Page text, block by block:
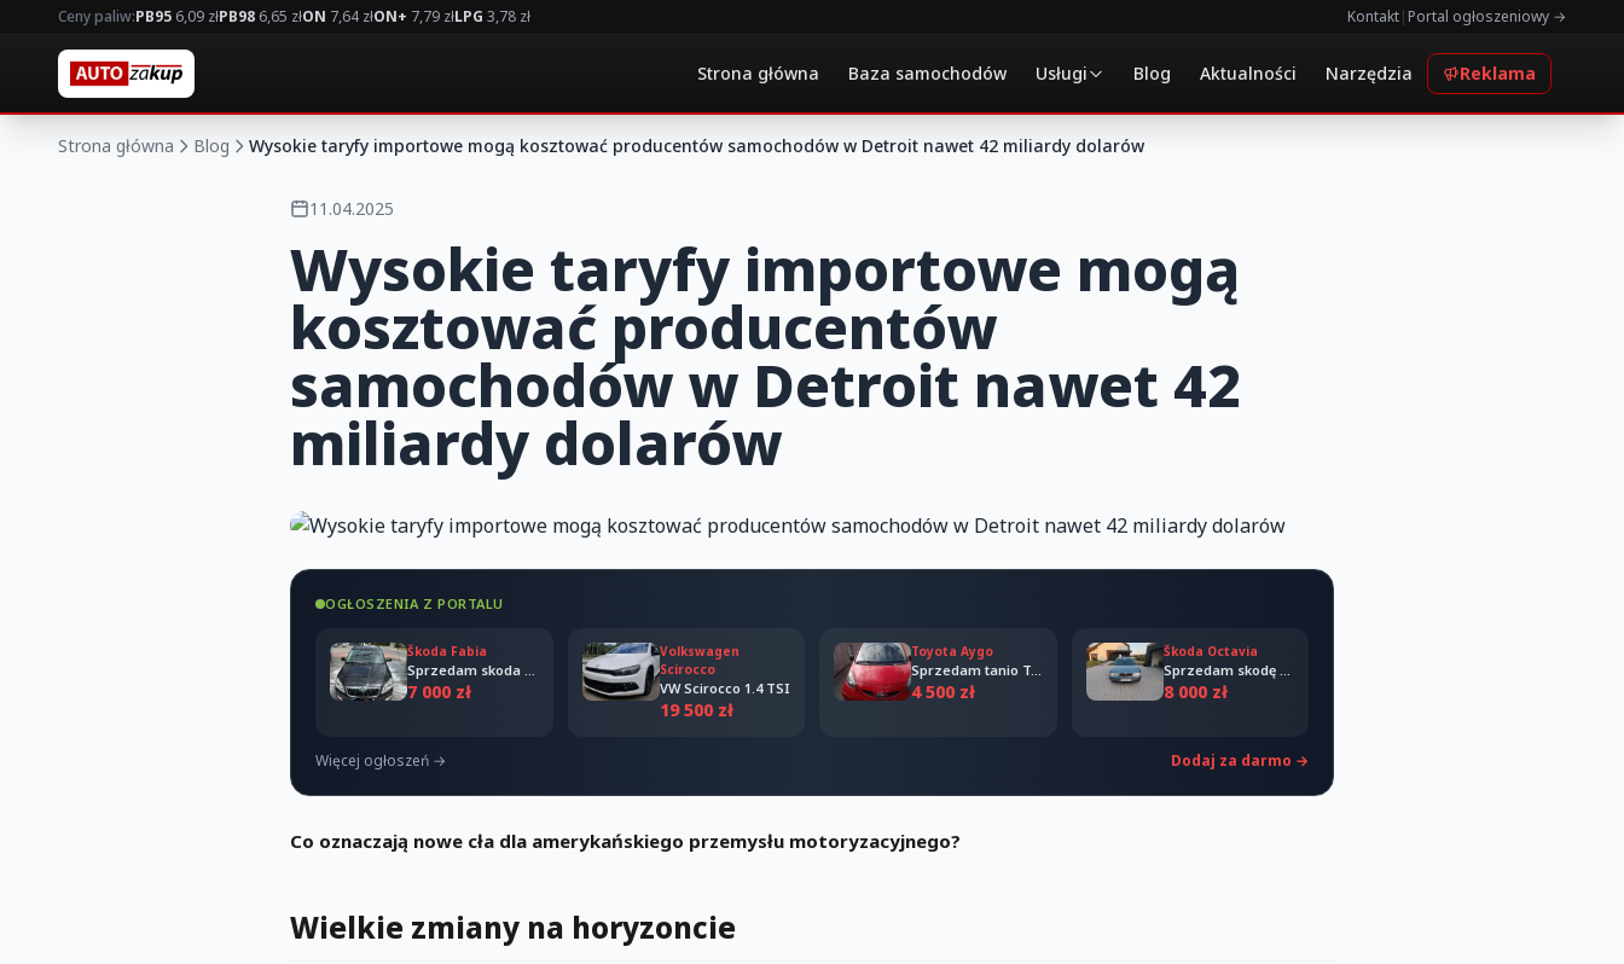
Ceny paliw:PB95 6,09 złPB98 6,65 złON 7,64 złON+ 7,79 złLPG 3,78 zł Kontakt| Portal ogłoszeniowy →
Strona główna Baza samochodów Usługi Blog Aktualności Narzędzia Reklama
Strona główna Blog Wysokie taryfy importowe mogą kosztować producentów samochodów w Detroit nawet 42 miliardy dolarów
11.04.2025
Wysokie taryfy importowe mogą
kosztować producentów
samochodów w Detroit nawet 42
miliardy dolarów
OGŁOSZENIA Z PORTALU
Škoda Fabia
Sprzedam skoda Fabia combi 2011
7 000 zł
Volkswagen
Scirocco
VW Scirocco 1.4 TSI
19 500 zł
Toyota Aygo
Sprzedam tanio Toyota Aygo 2006
4 500 zł
Škoda Octavia
Sprzedam skodę octavia 2008
8 000 zł
Więcej ogłoszeń → Dodaj za darmo →
Co oznaczają nowe cła dla amerykańskiego przemysłu motoryzacyjnego?
Wielkie zmiany na horyzoncie